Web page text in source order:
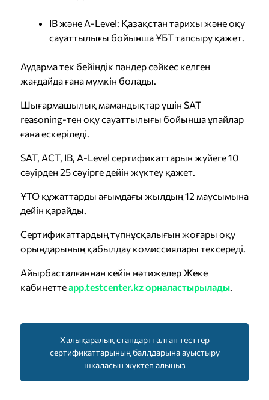
IB және A-Level: Қазақстан тарихы және оқу
сауаттылығы бойынша ҰБТ тапсыру қажет.
Аударма тек бейіндік пәндер сәйкес келген
жағдайда ғана мүмкін болады.
Шығармашылық мамандықтар үшін SAT
reasoning-тен оқу сауаттылығы бойынша ұпайлар
ғана ескеріледі.
SAT, ACT, IB, A-Level сертификаттарын жүйеге 10
сәуірден 25 сәуірге дейін жүктеу қажет.
ҰТО құжаттарды ағымдағы жылдың 12 маусымына
дейін қарайды.
Сертификаттардың түпнұсқалығын жоғары оқу
орындарының қабылдау комиссиялары тексереді.
Айырбасталғаннан кейін нәтижелер Жеке
кабинеттеapp.testcenter.kz орналастырылады.
Халықаралық стандартталған тесттер
сертификаттарының баллдарына ауыстыру
шкаласын жүктеп алыңыз